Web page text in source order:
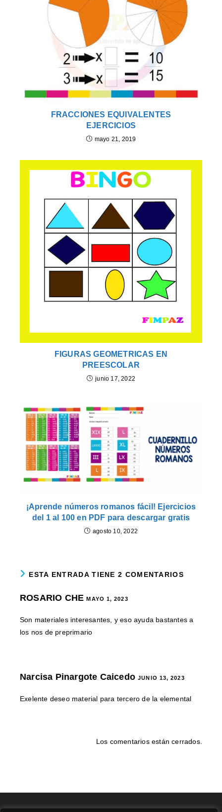
FRACCIONES EQUIVALENTES
EJERCICIOS
mayo 21, 2019
FIGURAS GEOMETRICAS EN
PREESCOLAR
junio 17, 2022
¡Aprende números romanos fácil! Ejercicios
del 1 al 100 en PDF para descargar gratis
agosto 10, 2022
ESTA ENTRADA TIENE 2 COMENTARIOS
ROSARIO CHEMAYO 1, 2023
Son materiales interesantes, y eso ayuda bastantes a
los nos de preprimario
Narcisa Pinargote CaicedoJUNIO 13, 2023
Exelente deseo material para tercero de la elemental
Los comentarios están cerrados.